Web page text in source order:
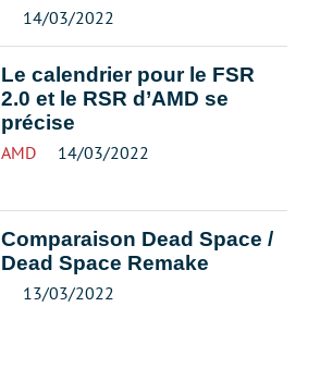
14/03/2022
Le calendrier pour le FSR
2.0 et le RSR d’AMD se
précise
AMD 14/03/2022
Comparaison Dead Space /
Dead Space Remake
13/03/2022